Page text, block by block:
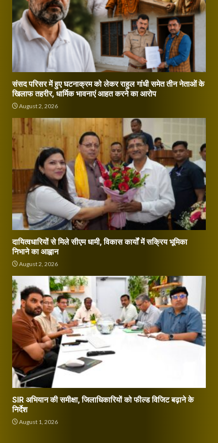
संसद परिसर में हुए घटनाक्रम को लेकर राहुल गांधी समेत तीन नेताओं के
खिलाफ तहरीर, धार्मिक भावनाएं आहत करने का आरोप
August 2, 2026
दायित्वधारियों से मिले सीएम धामी, विकास कार्यों में सक्रिय भूमिका
निभाने का आह्वान
August 2, 2026
SIR अभियान की समीक्षा, जिलाधिकारियों को फील्ड विजिट बढ़ाने के
निर्देश
August 1, 2026